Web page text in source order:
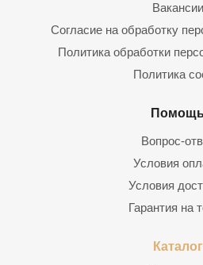
Вакансии
Согласие на обработку
Политика обработки
Политика
Вопрос-
Условия
Условия
Гарантия на
Каталог